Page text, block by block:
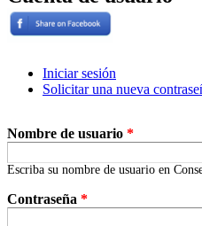
Solapas principales
Iniciar sesión
Solicitar una nueva
Nombre de usuario *
Escriba su nombre de usuario en
Contraseña *